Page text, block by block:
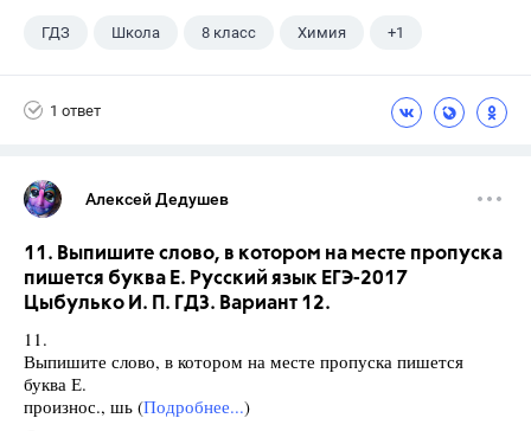
ГДЗ Школа 8 класс Химия +1
1 ответ
Алексей Дедушев
11. Выпишите слово, в котором на месте пропуска
пишется буква Е. Русский язык ЕГЭ-2017
Цыбулько И. П. ГДЗ. Вариант 12.
11.
Выпишите слово, в котором на месте пропуска пишется
буква Е.
произнос., шь (Подробнее...)